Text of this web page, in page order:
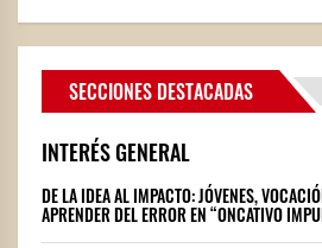
SECCIONES DESTACADAS
INTERÉS GENERAL
DE LA IDEA AL IMPACTO: JÓVENES,
APRENDER DEL ERROR EN “ONCATIVO